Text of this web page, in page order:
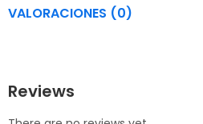
VALORACIONES (0)
Reviews